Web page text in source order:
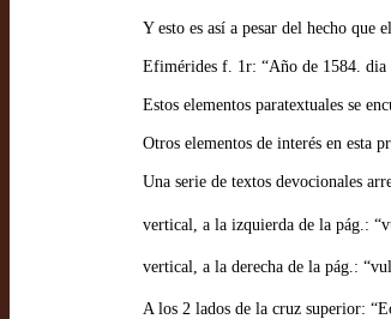
Y esto es así a pesar del hecho
Efimérides f. 1r: “Año de 1584. dia
Estos elementos paratextuales se
Otros elementos de interés en esta
Una serie de textos devocionales
vertical, a la izquierda de la pág.:
vertical, a la derecha de la pág.:
A los 2 lados de la cruz superior: